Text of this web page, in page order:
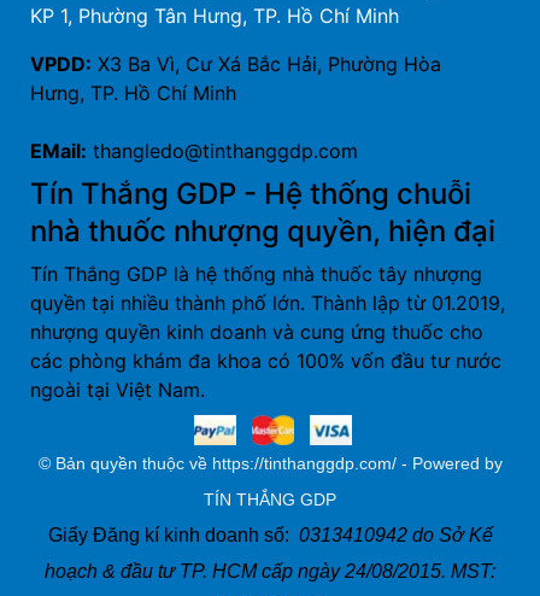
KP 1, Phường Tân Hưng, TP. Hồ Chí Minh
VPDD: X3 Ba Vì, Cư Xá Bắc Hải, Phường Hòa
Hưng, TP. Hồ Chí Minh
EMail: thangledo@tinthanggdp.com
Tín Thắng GDP - Hệ thống chuỗi
nhà thuốc nhượng quyền, hiện đại
Tín Thắng GDP là hệ thống nhà thuốc tây nhượng
quyền tại nhiều thành phố lớn. Thành lập từ 01.2019,
nhượng quyền kinh doanh và cung ứng thuốc cho
các phòng khám đa khoa có 100% vốn đầu tư nước
ngoài tại Việt Nam.
© Bản quyền thuộc về https://tinthanggdp.com/ - Powered by
TÍN THẮNG GDP
Giấy Đăng kí kinh doanh số: 0313410942 do Sở Kế
hoạch & đầu tư TP. HCM cấp ngày 24/08/2015. MST: